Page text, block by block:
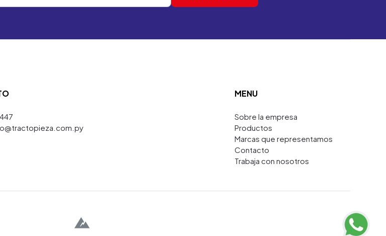
MENU
Sobre la empresa
Productos
Marcas que representamos
Contacto
Trabaja con nosotros